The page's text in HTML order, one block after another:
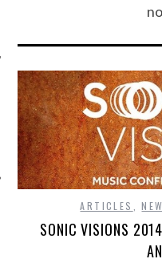
SOCIAUX
ARTICLES ,
SONIC VISIONS